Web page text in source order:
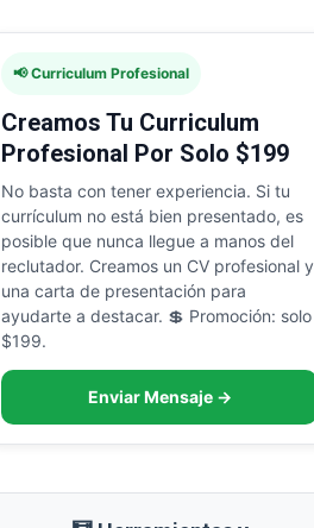
📢 Curriculum Profesional
Creamos Tu Curriculum
Profesional Por Solo $199
No basta con tener experiencia. Si tu
currículum no está bien presentado, es
posible que nunca llegue a manos del
reclutador. Creamos un CV profesional y
una carta de presentación para
ayudarte a destacar. 💲 Promoción: solo
$199.
Enviar Mensaje →